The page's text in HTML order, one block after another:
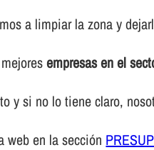
a limpiar la zona y
empresas en el
y si no lo tiene claro,
web en la sección